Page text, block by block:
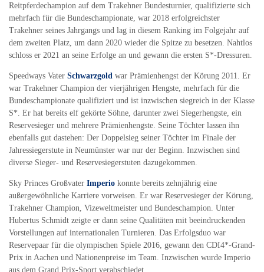
Reitpferdechampion auf dem Trakehner Bundesturnier, qualifizierte sich
mehrfach für die Bundeschampionate, war 2018 erfolgreichster
Trakehner seines Jahrgangs und lag in diesem Ranking im Folgejahr auf
dem zweiten Platz, um dann 2020 wieder die Spitze zu besetzen. Nahtlos
schloss er 2021 an seine Erfolge an und gewann die ersten S*-Dressuren.
Speedways Vater Schwarzgold war Prämienhengst der Körung 2011. Er
war Trakehner Champion der vierjährigen Hengste, mehrfach für die
Bundeschampionate qualifiziert und ist inzwischen siegreich in der Klasse
S*. Er hat bereits elf gekörte Söhne, darunter zwei Siegerhengste, ein
Reservesieger und mehrere Prämienhengste. Seine Töchter lassen ihn
ebenfalls gut dastehen: Der Doppelsieg seiner Töchter im Finale der
Jahressiegerstute in Neumünster war nur der Beginn. Inzwischen sind
diverse Sieger- und Reservesiegerstuten dazugekommen.
Sky Princes Großvater Imperio konnte bereits zehnjährig eine
außergewöhnliche Karriere vorweisen. Er war Reservesieger der Körung,
Trakehner Champion, Vizeweltmeister und Bundeschampion. Unter
Hubertus Schmidt zeigte er dann seine Qualitäten mit beeindruckenden
Vorstellungen auf internationalen Turnieren. Das Erfolgsduo war
Reservepaar für die olympischen Spiele 2016, gewann den CDI4*-Grand-
Prix in Aachen und Nationenpreise im Team. Inzwischen wurde Imperio
aus dem Grand Prix-Sport verabschiedet.